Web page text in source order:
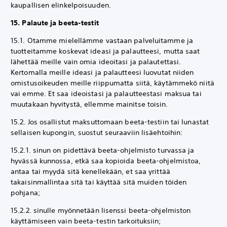
kaupallisen elinkelpoisuuden.
15. Palaute ja beeta-testit
15.1. Otamme mielellämme vastaan palveluitamme ja
tuotteitamme koskevat ideasi ja palautteesi, mutta saat
lähettää meille vain omia ideoitasi ja palautettasi.
Kertomalla meille ideasi ja palautteesi luovutat niiden
omistusoikeuden meille riippumatta siitä, käytämmekö niitä
vai emme. Et saa ideoistasi ja palautteestasi maksua tai
muutakaan hyvitystä, ellemme mainitse toisin.
15.2. Jos osallistut maksuttomaan beeta-testiin tai lunastat
sellaisen kupongin, suostut seuraaviin lisäehtoihin:
15.2.1. sinun on pidettävä beeta-ohjelmisto turvassa ja
hyvässä kunnossa, etkä saa kopioida beeta-ohjelmistoa,
antaa tai myydä sitä kenellekään, et saa yrittää
takaisinmallintaa sitä tai käyttää sitä muiden töiden
pohjana;
15.2.2. sinulle myönnetään lisenssi beeta-ohjelmiston
käyttämiseen vain beeta-testin tarkoituksiin;